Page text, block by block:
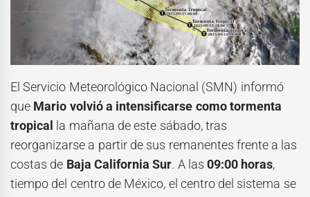
El Servicio Meteorológico Nacional (SMN) informó
que Mario volvió a intensificarse como tormenta
tropical
la mañana de este sábado, tras
reorganizarse a partir de sus remanentes frente a las
costas de Baja California Sur. A las09:00 horas,
tiempo del centro de México, el centro del sistema se